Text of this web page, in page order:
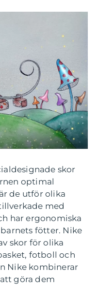
skor
optimal
de utför olika
med
har ergonomiska
fötter. Nike
skor för olika
fotboll och
Nike kombinerar
göra dem